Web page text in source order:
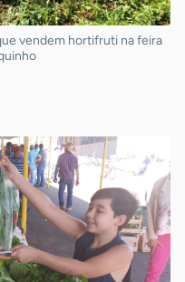
vendem hortifruti na feira